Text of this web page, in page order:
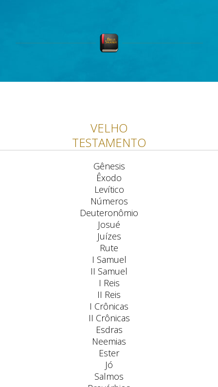
VELHO
TESTAMENTO
Gênesis
Êxodo
Levítico
Números
Deuteronômio
Josué
Juízes
Rute
I Samuel
II Samuel
I Reis
II Reis
I Crônicas
II Crônicas
Esdras
Neemias
Ester
Jó
Salmos